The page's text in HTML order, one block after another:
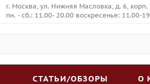
г. Москва, ул. Нижняя Масловка, д. 6, корп.
пн. - сб.: 11.00- 20.00 воскресенье: 11.00-
СТАТЬИ/ОБЗОРЫ О